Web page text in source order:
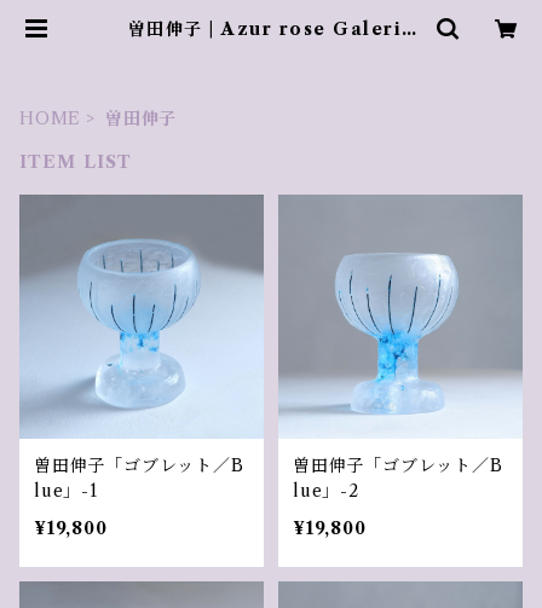
曽田伸子 | Azur rose Galerie
HOME
曽田伸子
ITEM LIST
曽田伸子「ゴブレット／B
lue」-1
¥19,800
曽田伸子「ゴブレット／B
lue」-2
¥19,800